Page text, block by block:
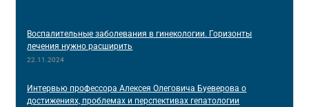
Воспалительные заболевания в гинекологии. Горизонты
лечения нужно расширить
22.11.2024
Интервью профессора Алексея Олеговича Буеверова о
достижениях, проблемах и перспективах гепатологии